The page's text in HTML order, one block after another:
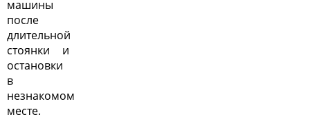
машины
после
длительной
стоянки и
остановки
в
незнакомом
месте.